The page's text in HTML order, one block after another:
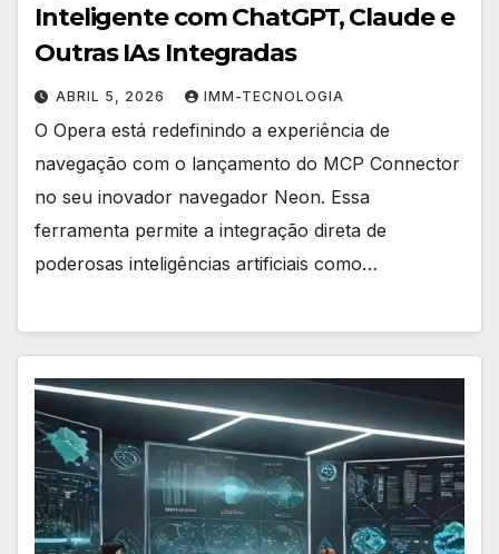
Inteligente com ChatGPT, Claude e
Outras IAs Integradas
ABRIL 5, 2026 IMM-TECNOLOGIA
O Opera está redefinindo a experiência de
navegação com o lançamento do MCP Connector
no seu inovador navegador Neon. Essa
ferramenta permite a integração direta de
poderosas inteligências artificiais como…